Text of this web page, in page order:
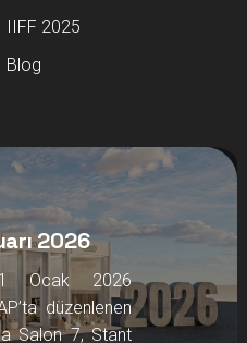
IIFF 2025
Blog
2026
Ocak 2026
düzenlenen
Salon 7, Stant